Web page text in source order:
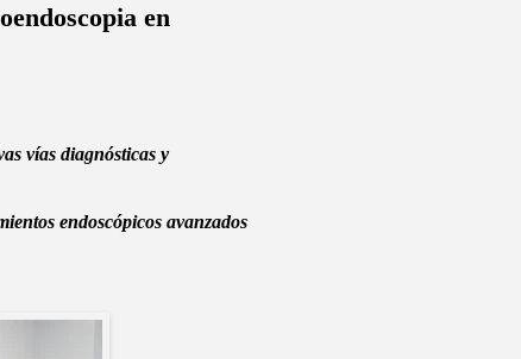
en
vías diagnósticas y
endoscópicos avanzados